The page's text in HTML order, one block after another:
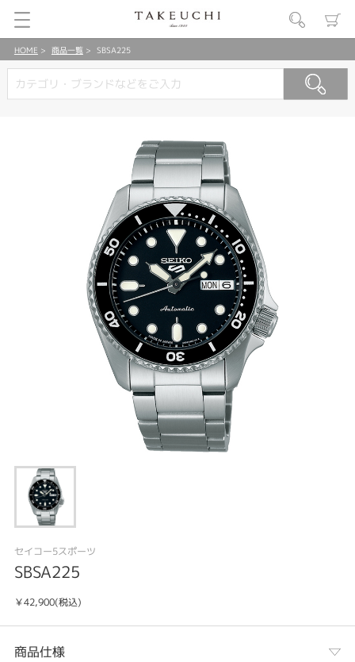
HOME 商品一覧 SBSA225
セイコー5スポーツ
SBSA225
￥42,900(税込)
商品仕様